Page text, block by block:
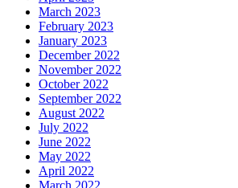
March 2023
February 2023
January 2023
December 2022
November 2022
October 2022
September 2022
August 2022
July 2022
June 2022
May 2022
April 2022
March 2022